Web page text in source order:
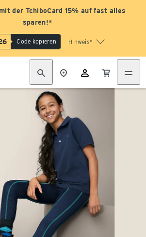
der TchiboCard 15% auf fast alles
sparen!*
Code kopieren Hinweis*